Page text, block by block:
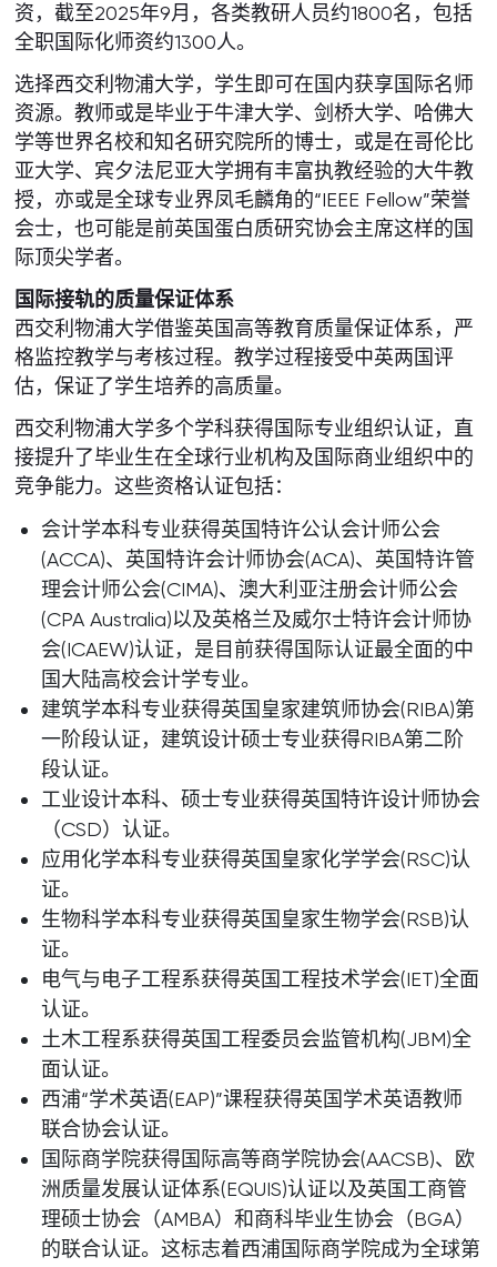
资，截至2025年9月，各类教研人员约1800名，包括
全职国际化师资约1300人。
选择西交利物浦大学，学生即可在国内获享国际名师
资源。教师或是毕业于牛津大学、剑桥大学、哈佛大
学等世界名校和知名研究院所的博士，或是在哥伦比
亚大学、宾夕法尼亚大学拥有丰富执教经验的大牛教
授，亦或是全球专业界凤毛麟角的“IEEE Fellow”荣誉
会士，也可能是前英国蛋白质研究协会主席这样的国
际顶尖学者。
国际接轨的质量保证体系
西交利物浦大学借鉴英国高等教育质量保证体系，严
格监控教学与考核过程。教学过程接受中英两国评
估，保证了学生培养的高质量。
西交利物浦大学多个学科获得国际专业组织认证，直
接提升了毕业生在全球行业机构及国际商业组织中的
竞争能力。这些资格认证包括：
会计学本科专业获得英国特许公认会计师公会
(ACCA)、英国特许会计师协会(ACA)、英国特许管
理会计师公会(CIMA)、澳大利亚注册会计师公会
(CPA Australia)以及英格兰及威尔士特许会计师协
会(ICAEW)认证，是目前获得国际认证最全面的中
国大陆高校会计学专业。
建筑学本科专业获得英国皇家建筑师协会(RIBA)第
一阶段认证，建筑设计硕士专业获得RIBA第二阶
段认证。
工业设计本科、硕士专业获得英国特许设计师协会
（CSD）认证。
应用化学本科专业获得英国皇家化学学会(RSC)认
证。
生物科学本科专业获得英国皇家生物学会(RSB)认
证。
电气与电子工程系获得英国工程技术学会(IET)全面
认证。
土木工程系获得英国工程委员会监管机构(JBM)全
面认证。
西浦“学术英语(EAP)”课程获得英国学术英语教师
联合协会认证。
国际商学院获得国际高等商学院协会(AACSB)、欧
洲质量发展认证体系(EQUIS)认证以及英国工商管
理硕士协会（AMBA）和商科毕业生协会（BGA）
的联合认证。这标志着西浦国际商学院成为全球第